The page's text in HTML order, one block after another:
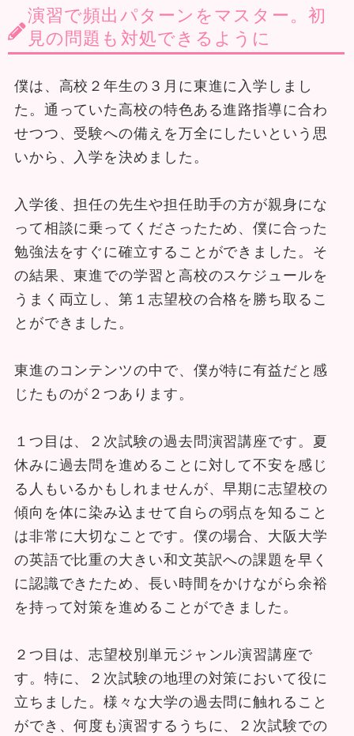
演習で頻出パターンをマスター。初
見の問題も対処できるように
僕は、高校２年生の３月に東進に入学しまし
た。通っていた高校の特色ある進路指導に合わ
せつつ、受験への備えを万全にしたいという思
いから、入学を決めました。
入学後、担任の先生や担任助手の方が親身にな
って相談に乗ってくださったため、僕に合った
勉強法をすぐに確立することができました。そ
の結果、東進での学習と高校のスケジュールを
うまく両立し、第１志望校の合格を勝ち取るこ
とができました。
東進のコンテンツの中で、僕が特に有益だと感
じたものが２つあります。
１つ目は、２次試験の過去問演習講座です。夏
休みに過去問を進めることに対して不安を感じ
る人もいるかもしれませんが、早期に志望校の
傾向を体に染み込ませて自らの弱点を知ること
は非常に大切なことです。僕の場合、大阪大学
の英語で比重の大きい和文英訳への課題を早く
に認識できたため、長い時間をかけながら余裕
を持って対策を進めることができました。
２つ目は、志望校別単元ジャンル演習講座で
す。特に、２次試験の地理の対策において役に
立ちました。様々な大学の過去問に触れること
ができ、何度も演習するうちに、２次試験での